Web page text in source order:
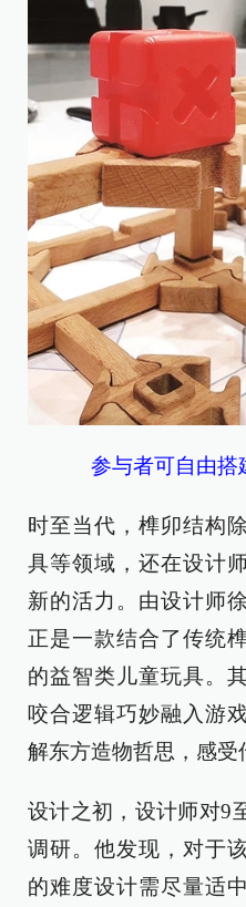
参与者可自由搭
时至当代，榫卯结构
具等领域，还在设计
新的活力。由设计师
正是一款结合了传统
的益智类儿童玩具。
咬合逻辑巧妙融入游
解东方造物哲思，感受
设计之初，设计师对9
调研。他发现，对于
的难度设计需尽量适